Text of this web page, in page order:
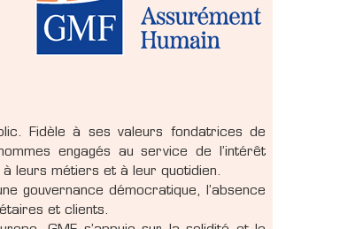
Fidèle à ses valeurs fondatrices de
engagés au service de l’intérêt
leurs métiers et à leur quotidien.
gouvernance démocratique, l’absence
et clients.